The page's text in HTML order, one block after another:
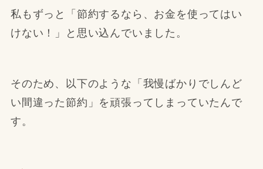
私もずっと「節約するなら、お金を使ってはい
けない！」と思い込んでいました。
そのため、以下のような「我慢ばかりでしんど
い間違った節約」を頑張ってしまっていたんで
す。